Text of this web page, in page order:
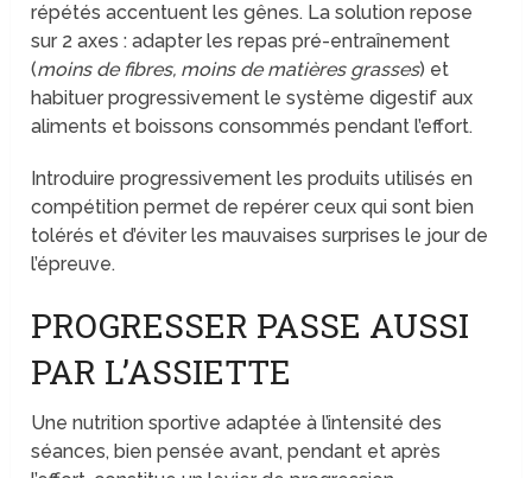
répétés accentuent les gênes. La solution repose
sur 2 axes : adapter les repas pré-entraînement
(moins de fibres, moins de matières grasses) et
habituer progressivement le système digestif aux
aliments et boissons consommés pendant l’effort.
Introduire progressivement les produits utilisés en
compétition permet de repérer ceux qui sont bien
tolérés et d’éviter les mauvaises surprises le jour de
l’épreuve.
PROGRESSER PASSE AUSSI
PAR L’ASSIETTE
Une nutrition sportive adaptée à l’intensité des
séances, bien pensée avant, pendant et après